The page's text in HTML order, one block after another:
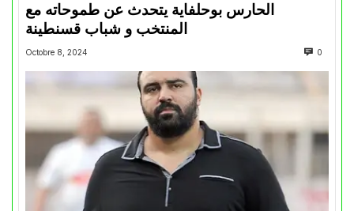
الحارس بوحلفاية يتحدث عن طموحاته مع
المنتخب و شباب قسنطينة
Octobre 8, 2024 0